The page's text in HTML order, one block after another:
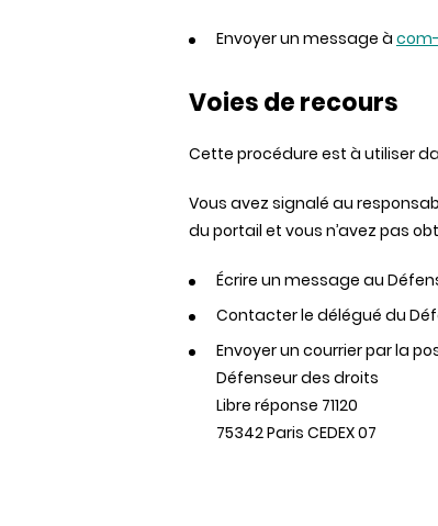
Envoyer un message à
Voies de recours
Cette procédure est à utiliser
Vous avez signalé au
du portail et vous n’avez pas
Écrire un message au
Contacter le délégué du
Envoyer un courrier par la
Défenseur des droits
Libre réponse 71120
75342 Paris CEDEX 07